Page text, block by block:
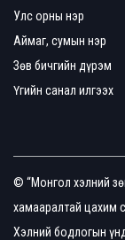
Улс орны нэр
Аймаг, сумын нэр
Зөв бичгийн дүрэм
Үгийн санал илгээх
© “Монгол хэлний
хамааралтай цахим
Хэлний бодлогын